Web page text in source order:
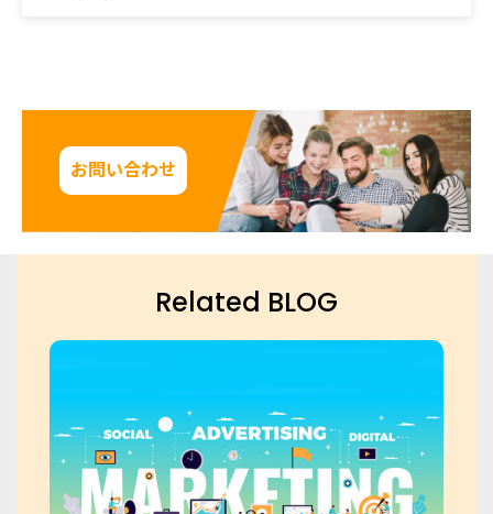
お問い合わせ
Related BLOG